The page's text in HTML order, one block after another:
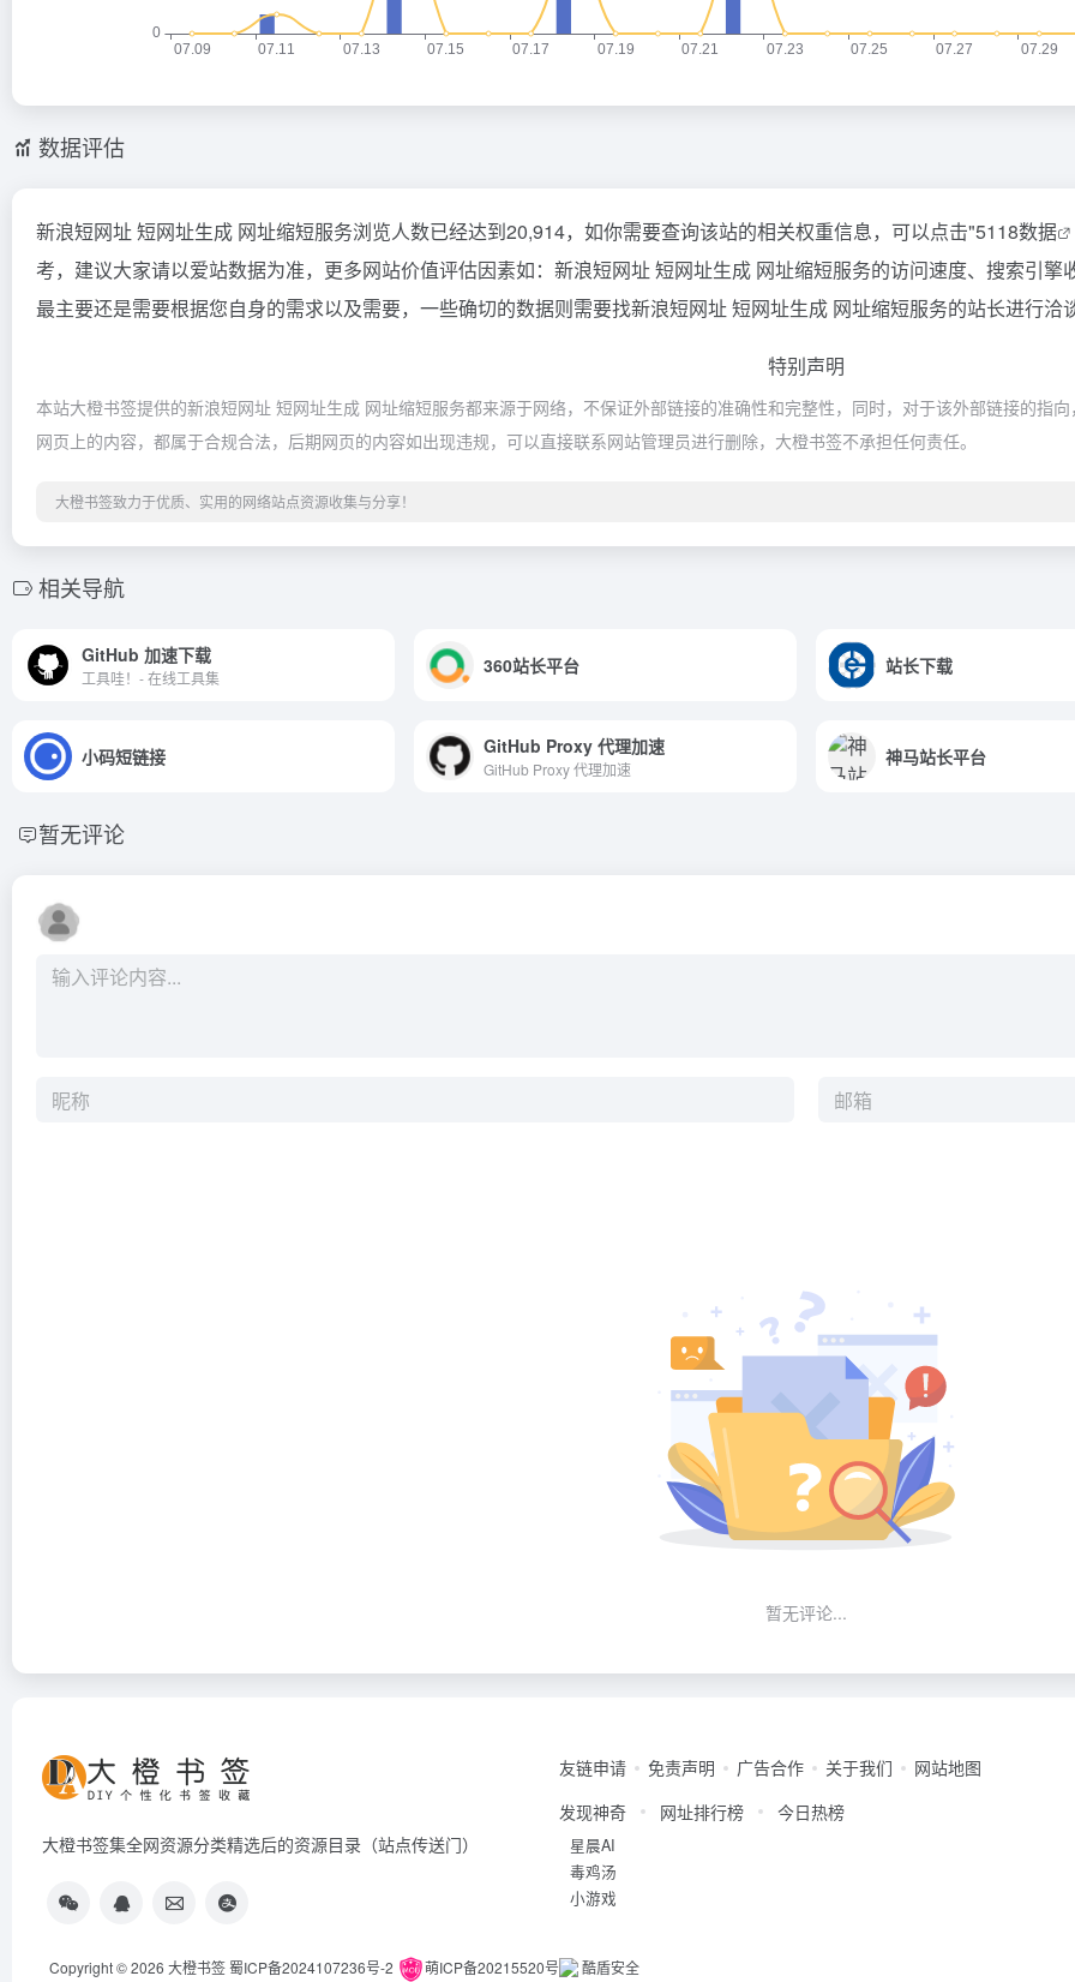
数据评估
新浪短网址 短网址生成 网址缩短服务浏览人数已经达到20,914，如你需要查询该站的相关权重信息，可以点击"5118数据
考，建议大家请以爱站数据为准，更多网站价值评估因素如：新浪短网址 短网址生成 网址缩短服务的访问速度、搜索引
最主要还是需要根据您自身的需求以及需要，一些确切的数据则需要找新浪短网址 短网址生成 网址缩短服务的站长进行
特别声明
本站大橙书签提供的新浪短网址 短网址生成 网址缩短服务都来源于网络，不保证外部链接的准确性和完整性，同时，对于该外部链接的指
网页上的内容，都属于合规合法，后期网页的内容如出现违规，可以直接联系网站管理员进行删除，大橙书签不承担任何责任。
大橙书签致力于优质、实用的网络站点资源收集与分享！
相关导航
GitHub 加速下载
工具哇！- 在线工具集
360站长平台 站长下载
小码短链接 GitHub Proxy 代理加速
GitHub Proxy 代理加速
神马站长平台
暂无评论
暂无评论...
大橙书签集全网资源分类精选后的资源目录（站点传送门）
友链申请 免责声明 广告合作 关于我们
网站地图
发现神奇
星晨AI
毒鸡汤
小游戏
网址排行榜 今日热榜
Copyright © 2026 大橙书签蜀ICP备2024107236号-2 萌ICP备20215520号 酷盾安全